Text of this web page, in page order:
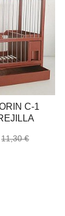
C-1
11,30 €